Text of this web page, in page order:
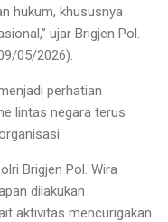
hukum, khususnya
ujar Brigjen Pol.
05/2026).
perhatian
lintas negara terus
Brigjen Pol. Wira
dilakukan
aktivitas mencurigakan